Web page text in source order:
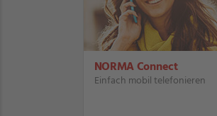
NORMA Connect
Einfach mobil telefonieren